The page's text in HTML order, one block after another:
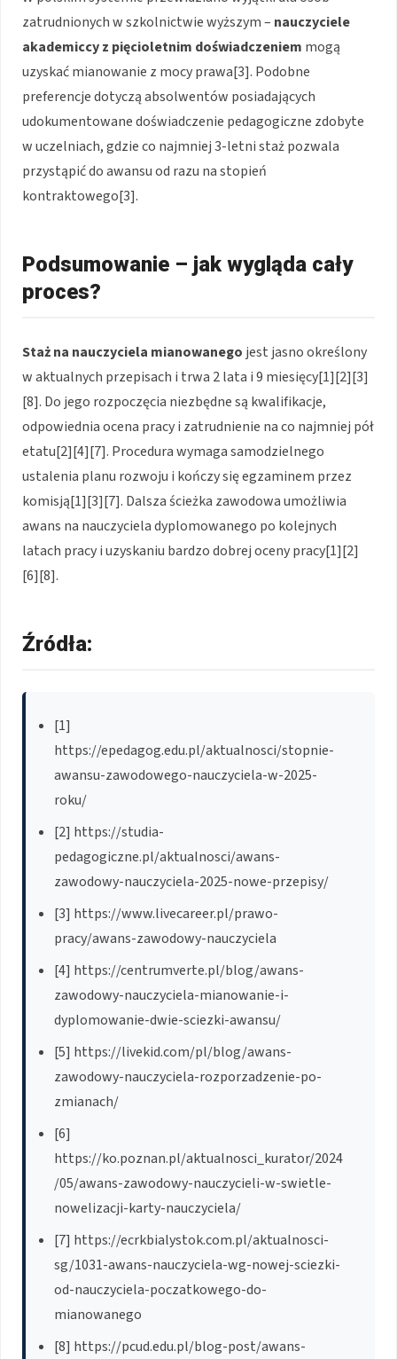
zatrudnionych w szkolnictwie wyższym – nauczyciele
akademiccy z pięcioletnim doświadczeniem mogą
uzyskać mianowanie z mocy prawa[3]. Podobne
preferencje dotyczą absolwentów posiadających
udokumentowane doświadczenie pedagogiczne zdobyte
w uczelniach, gdzie co najmniej 3-letni staż pozwala
przystąpić do awansu od razu na stopień
kontraktowego[3].
Podsumowanie – jak wygląda cały
proces?
Staż na nauczyciela mianowanego jest jasno określony
w aktualnych przepisach i trwa 2 lata i 9 miesięcy[1][2][3]
[8]. Do jego rozpoczęcia niezbędne są kwalifikacje,
odpowiednia ocena pracy i zatrudnienie na co najmniej pół
etatu[2][4][7]. Procedura wymaga samodzielnego
ustalenia planu rozwoju i kończy się egzaminem przez
komisją[1][3][7]. Dalsza ścieżka zawodowa umożliwia
awans na nauczyciela dyplomowanego po kolejnych
latach pracy i uzyskaniu bardzo dobrej oceny pracy[1][2]
[6][8].
Źródła:
[1]
https://epedagog.edu.pl/aktualnosci/stopnie-
awansu-zawodowego-nauczyciela-w-2025-
roku/
[2] https://studia-
pedagogiczne.pl/aktualnosci/awans-
zawodowy-nauczyciela-2025-nowe-przepisy/
[3] https://www.livecareer.pl/prawo-
pracy/awans-zawodowy-nauczyciela
[4] https://centrumverte.pl/blog/awans-
zawodowy-nauczyciela-mianowanie-i-
dyplomowanie-dwie-sciezki-awansu/
[5] https://livekid.com/pl/blog/awans-
zawodowy-nauczyciela-rozporzadzenie-po-
zmianach/
[6]
https://ko.poznan.pl/aktualnosci_kurator/2024
/05/awans-zawodowy-nauczycieli-w-swietle-
nowelizacji-karty-nauczyciela/
[7] https://ecrkbialystok.com.pl/aktualnosci-
sg/1031-awans-nauczyciela-wg-nowej-sciezki-
od-nauczyciela-poczatkowego-do-
mianowanego
[8] https://pcud.edu.pl/blog-post/awans-